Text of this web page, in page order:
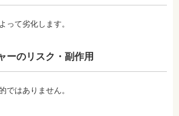
違いやホワイトニングの作用が出に
ことではなく、個人差が大きいた
で目立たなくなることが多いです。
って劣化します。
ーのリスク・副作用
ではありません。